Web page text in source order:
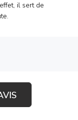
il sert de